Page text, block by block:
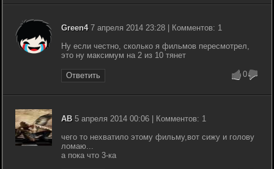
Green47 апреля 2014 23:28 | Комментов: 1
Ну если честно, сколько я фильмов пересмотрел,
это ну максимум на 2 из 10 тянет
Ответить 0
AB5 апреля 2014 00:06 | Комментов: 1
чего то нехватило этому фильму,вот сижу и голову
ломаю...
а пока что 3-ка